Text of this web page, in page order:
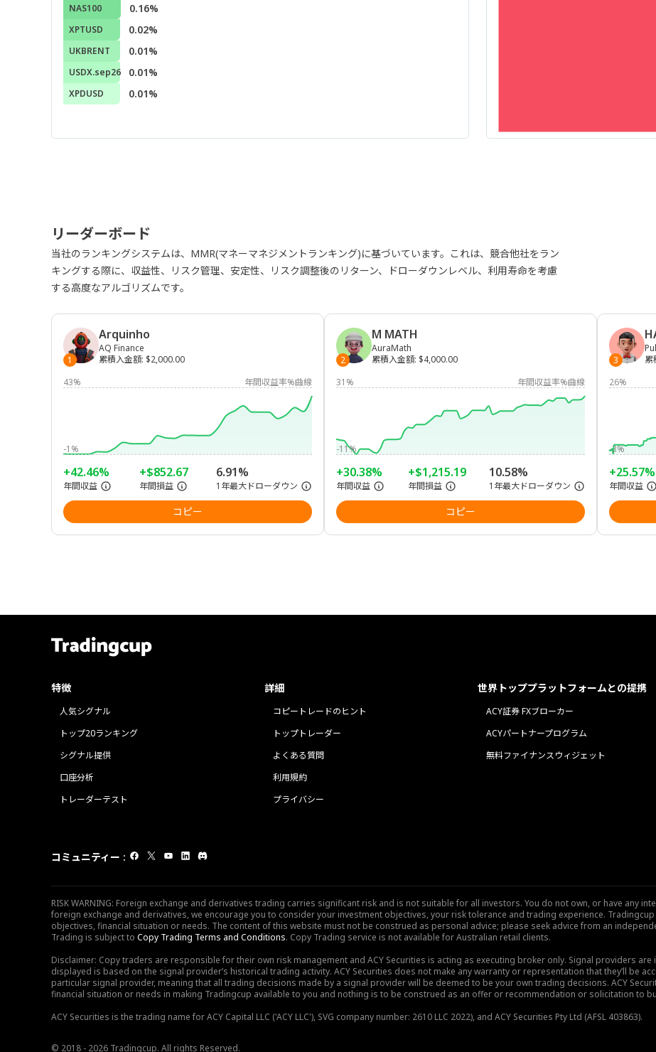
NAS100 0.16%
XPTUSD 0.02%
UKBRENT 0.01%
USDX.sep26 0.01%
XPDUSD 0.01%
リーダーボード
当社のランキングシステムは、MMR(マネーマネジメントランキング)に基づいています。これは、競合他社をラン
キングする際に、収益性、リスク管理、安定性、リスク調整後のリターン、ドローダウンレベル、利用寿命を考慮
する高度なアルゴリズムです。
1
Arquinho
AQ Finance
累積入金額: $2,000.00
43%
年間収益率%曲線
-1%
+42.46%
年間収益
+$852.67
年間損益
6.91%
1年最大ドローダウン
コピー
2
M MATH
AuraMath
累積入金額: $4,000.00
31%
年間収益率%曲線
-11%
+30.38%
年間収益
+$1,215.19
年間損益
10.58%
1年最大ドローダウン
コピー
3
累
26%
-3%
+25.57%
年間収益
特徴
人気シグナル
トップ20ランキング
シグナル提供
口座分析
トレーダーテスト
詳細
コピートレードのヒント
トップトレーダー
よくある質問
利用規約
プライバシー
世界トッププラットフォームとの提携
ACY証券 FXブローカー
ACYパートナープログラム
無料ファイナンスウィジェット
コミュニティー :
RISK WARNING: Foreign exchange and derivatives trading carries significant risk and is not suitable for all investors. You do not own, or have any
foreign exchange and derivatives, we encourage you to consider your investment objectives, your risk tolerance and trading experience.
objectives, financial situation or needs. The content of this website must not be construed as personal advice; please seek advice from an
Trading is subject to Copy Trading Terms and Conditions. Copy Trading service is not available for Australian retail clients.
Disclaimer: Copy traders are responsible for their own risk management and ACY Securities is acting as executing broker only. Signal providers
displayed is based on the signal provider’s historical trading activity. ACY Securities does not make any warranty or representation that they’ll be
particular signal provider, meaning that all trading decisions made by a signal provider will be deemed to be your own trading decisions. ACY
financial situation or needs in making Tradingcup available to you and nothing is to be construed as an offer or recommendation or solicitation to
ACY Securities is the trading name for ACY Capital LLC ('ACY LLC'), SVG company number: 2610 LLC 2022), and ACY Securities Pty Ltd (AFSL 403863).
© 2018 - 2026 Tradingcup. All rights Reserved.